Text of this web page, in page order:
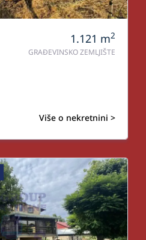
1.121 m2
GRAĐEVINSKO ZEMLJIŠTE
Više o nekretnini >